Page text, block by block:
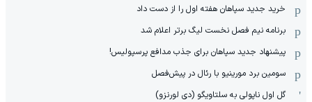
خرید جدید سپاهان هفته اول را از دست داد
برنامه نیم فصل نخست لیگ برتر اعلام شد
پیشنهاد جدید سپاهان برای جذب مدافع پرسپولیس!
سومین برد مورینیو با رئال در پیش‌فصل
گل اول ناپولی به سلتاویگو (دی لورنزو)